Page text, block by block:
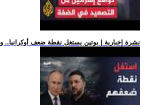
.. نشرة إخبارية | بوتين يستغل نقطة ضعف أوكرانيا..